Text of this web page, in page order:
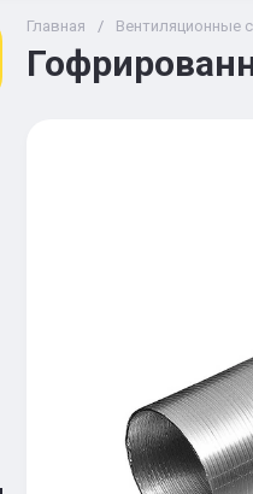
Главная / Вентиляционные